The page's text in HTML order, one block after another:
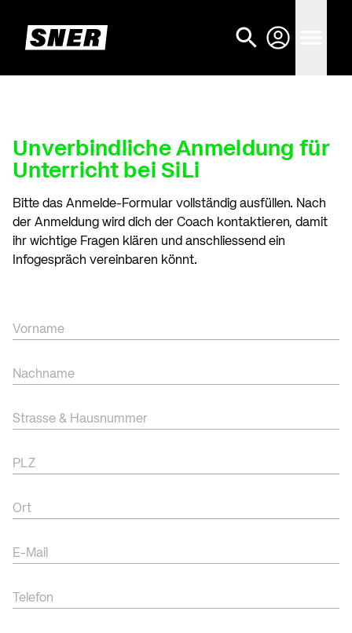
Unverbindliche Anmeldung für
Unterricht bei SiLi
Bitte das Anmelde-Formular vollständig ausfüllen. Nach
der Anmeldung wird dich der Coach kontaktieren, damit
ihr wichtige Fragen klären und anschliessend ein
Infogespräch vereinbaren könnt.
Vorname
Nachname
Strasse & Hausnummer
PLZ
Ort
E-Mail
Telefon